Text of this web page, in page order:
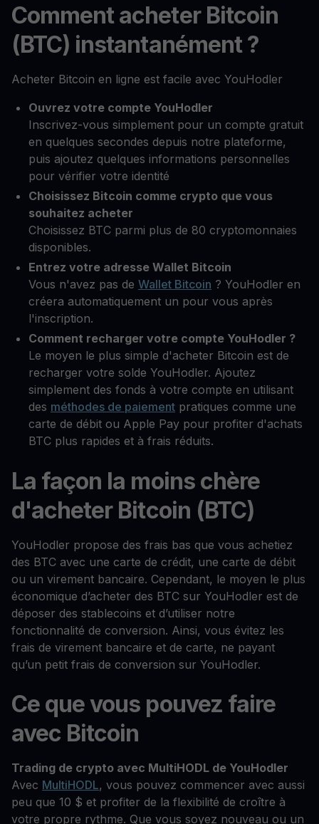
Comment acheter Bitcoin
(BTC) instantanément ?
Acheter Bitcoin en ligne est facile avec YouHodler
Ouvrez votre compte YouHodler
Inscrivez-vous simplement pour un compte gratuit
en quelques secondes depuis notre plateforme,
puis ajoutez quelques informations personnelles
pour vérifier votre identité
Choisissez Bitcoin comme crypto que vous
souhaitez acheter
Choisissez BTC parmi plus de 80 cryptomonnaies
disponibles.
Entrez votre adresse Wallet Bitcoin
Vous n'avez pas de Wallet Bitcoin ? YouHodler en
créera automatiquement un pour vous après
l'inscription.
Comment recharger votre compte YouHodler ?
Le moyen le plus simple d'acheter Bitcoin est de
recharger votre solde YouHodler. Ajoutez
simplement des fonds à votre compte en utilisant
des méthodes de paiement pratiques comme une
carte de débit ou Apple Pay pour profiter d'achats
BTC plus rapides et à frais réduits.
La façon la moins chère
d'acheter Bitcoin (BTC)
YouHodler propose des frais bas que vous achetiez
des BTC avec une carte de crédit, une carte de débit
ou un virement bancaire. Cependant, le moyen le plus
économique d’acheter des BTC sur YouHodler est de
déposer des stablecoins et d’utiliser notre
fonctionnalité de conversion. Ainsi, vous évitez les
frais de virement bancaire et de carte, ne payant
qu’un petit frais de conversion sur YouHodler.
Ce que vous pouvez faire
avec Bitcoin
Trading de crypto avec MultiHODL de YouHodler
Avec MultiHODL, vous pouvez commencer avec aussi
peu que 10 $ et profiter de la flexibilité de croître à
votre propre rythme. Que vous soyez nouveau ou un